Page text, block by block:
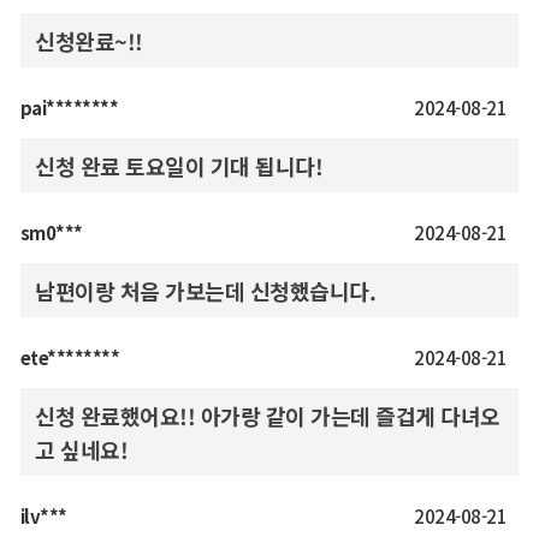
신청완료~!!
pai******** 2024-08-21
신청 완료 토요일이 기대 됩니다!
sm0*** 2024-08-21
남편이랑 처음 가보는데 신청했습니다.
ete******** 2024-08-21
신청 완료했어요!! 아가랑 같이 가는데 즐겁게 다녀오
고 싶네요!
ilv*** 2024-08-21